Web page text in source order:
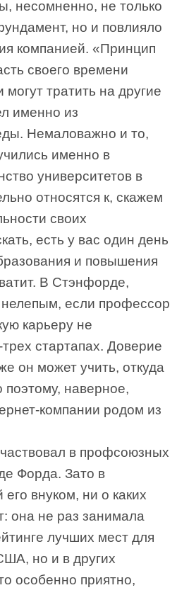
несомненно, не только
но и повлияло
компанией. «Принцип
своего времени
тратить на другие
именно из
Немаловажно и то,
именно в
университетов в
относятся к, скажем
своих
есть у вас один день
и повышения
В Стэнфорде,
нелепым, если профессор
карьеру не
стартапах. Доверие
он может учить, откуда
наверное,
компании родом из
в профсоюзных
Форда. Зато в
внуком, ни о каких
она не раз занимала
лучших мест для
но и в других
особенно приятно,